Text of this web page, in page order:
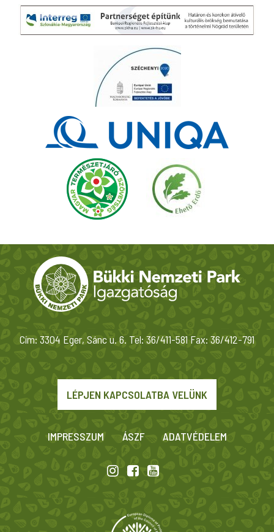
Cím: 3304 Eger, Sánc u. 6. Tel: 36/411-581 Fax: 36/412-791
LÉPJEN KAPCSOLATBA VELÜNK
IMPRESSZUM ÁSZF ADATVÉDELEM